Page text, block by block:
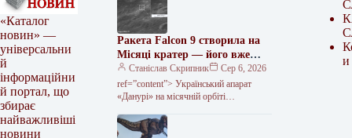
«Каталог
новин» —
універсальни
й
інформаційни
й портал, що
збирає
найважливіші
новини
Ракета Falcon 9 створила на
Місяці кратер — його вже
зафіксували з орбіти
Станіслав Скрипник
Сер 6, 2026
ref=”content”> Український апарат
«Данурі» на місячній орбіті
другого ступеня ракети Falcon 9 на
поверхню супутника. Апарат…
и